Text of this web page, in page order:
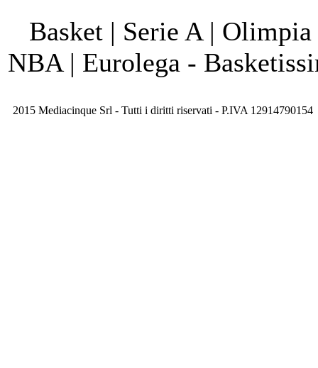
Basket | Serie A |
NBA | Eurolega -
2015 Mediacinque Srl - Tutti i diritti riservati - P.IVA 12914790154